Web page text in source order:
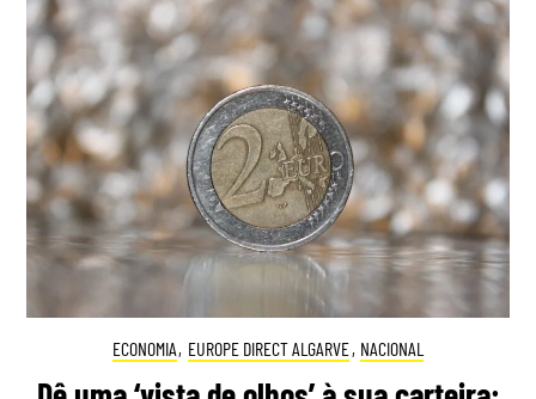
ECONOMIA, EUROPE DIRECT ALGARVE, NACIONAL